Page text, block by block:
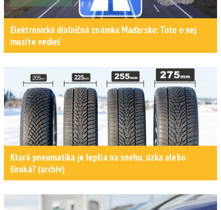
Elektronická diaľničná známka Maďarsko: Toto o nej
musíte vedieť
Ktorá pneumatika je lepšia na snehu, úzka alebo
široká? (archív)